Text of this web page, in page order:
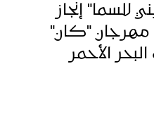
للسما" إنجاز
"كان"
الأحمر